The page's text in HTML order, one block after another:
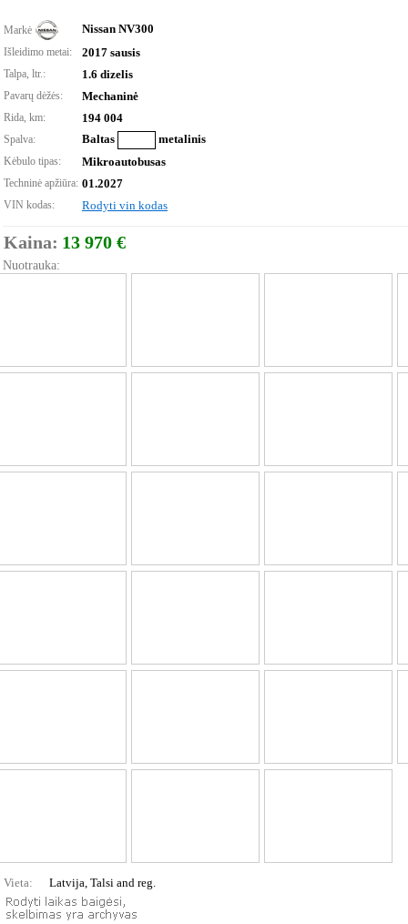
Markė Nissan NV300
Išleidimo metai: 2017 sausis
Talpa, ltr.: 1.6 dizelis
Pavarų dėžės: Mechaninė
Rida, km: 194 004
Spalva: Baltas metalinis
Kėbulo tipas: Mikroautobusas
Techninė apžiūra: 01.2027
VIN kodas: Rodyti vin kodas
Kaina: 13 970 €
Nuotrauka:
Vieta: Latvija, Talsi and reg.